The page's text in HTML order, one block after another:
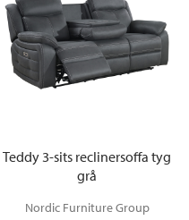
Teddy 3-sits reclinersoffa tyg
grå
Nordic Furniture Group